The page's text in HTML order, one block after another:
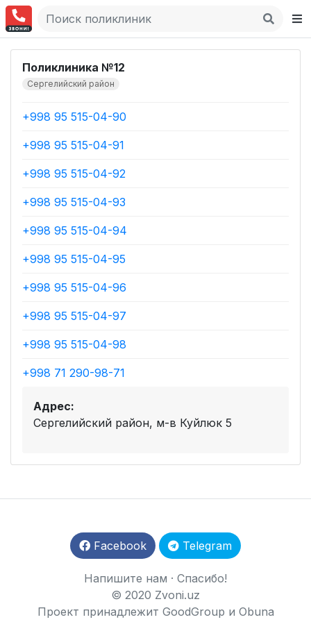
Поликлиника №12
Сергелийский район
+998 95 515-04-90
+998 95 515-04-91
+998 95 515-04-92
+998 95 515-04-93
+998 95 515-04-94
+998 95 515-04-95
+998 95 515-04-96
+998 95 515-04-97
+998 95 515-04-98
+998 71 290-98-71
Адрес:
Сергелийский район, м-в Куйлюк 5
Facebook Telegram
Напишите нам · Спасибо!
© 2020 Zvoni.uz
Проект принадлежит GoodGroup и Obuna